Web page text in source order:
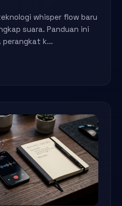
whisper flow baru
suara. Panduan ini
perangkat k...